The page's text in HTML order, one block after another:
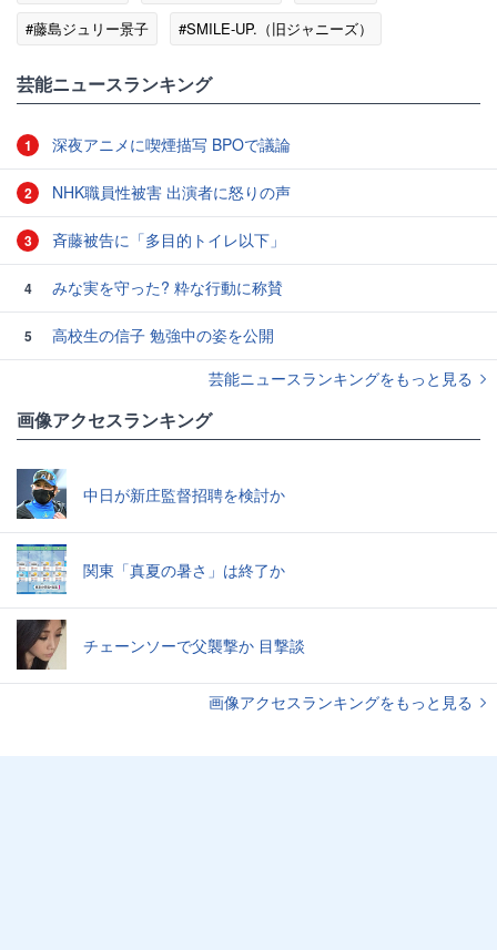
#藤島ジュリー景子
#SMILE-UP.（旧ジャニーズ）
芸能ニュースランキング
1 深夜アニメに喫煙描写 BPOで議論
2 NHK職員性被害 出演者に怒りの声
3 斉藤被告に「多目的トイレ以下」
4 みな実を守った? 粋な行動に称賛
5
高校生の信子 勉強中の姿を公開
芸能ニュースランキングをもっと見る
画像アクセスランキング
中日が新庄監督招聘を検討か
関東「真夏の暑さ」は終了か
チェーンソーで父襲撃か 目撃談
画像アクセスランキングをもっと見る